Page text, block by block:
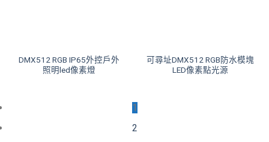
DMX512 RGB IP65外控戶外
照明led像素燈
可尋址DMX512 RGB防水模塊
LED像素點光源
1
2